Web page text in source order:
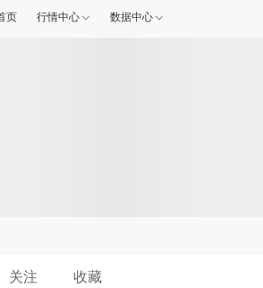
页 行情中心 数据中心
关注 收藏